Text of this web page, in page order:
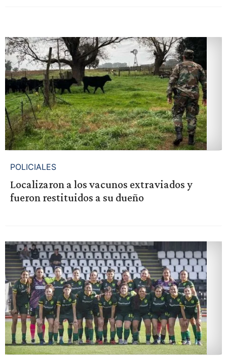
POLICIALES
Localizaron a los vacunos extraviados y
fueron restituidos a su dueño